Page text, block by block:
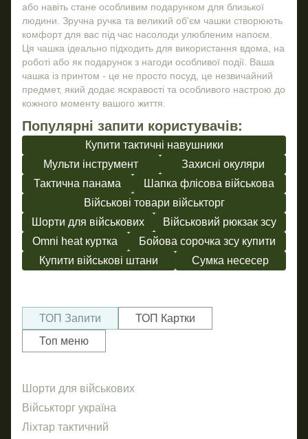
або навіть стане особливим подарунком для близької
людини. Зручна ручка та великий об'єм чашки створюють
комфорт для вас під час насолоди улюбленим напоєм.
Ця чашка ідеально підходить для використання вдома, на
роботі або як подарунок з нагоди особливої події. Ваша
чашка із принтом - це не просто посуд, це незвичайний
предмет, який додає яскравості та особливого настрою до
кожного моменту вашого життя.
Популярні запити користувачів:
Купити тактичні навушники
Мульти інструмент
Захисні окуляри
Тактична панама
Шапка флісова військова
Військові товари військторг
Шорти для військових
Військовий рюкзак зсу
Omni heat куртка
Бойова сорочка зсу купити
Купити військові штани
Сумка несесер
ТОП Запити
ТОП Картки
Топ меню
Шорти для військових
Військторг україна
Ліхтар тактичний